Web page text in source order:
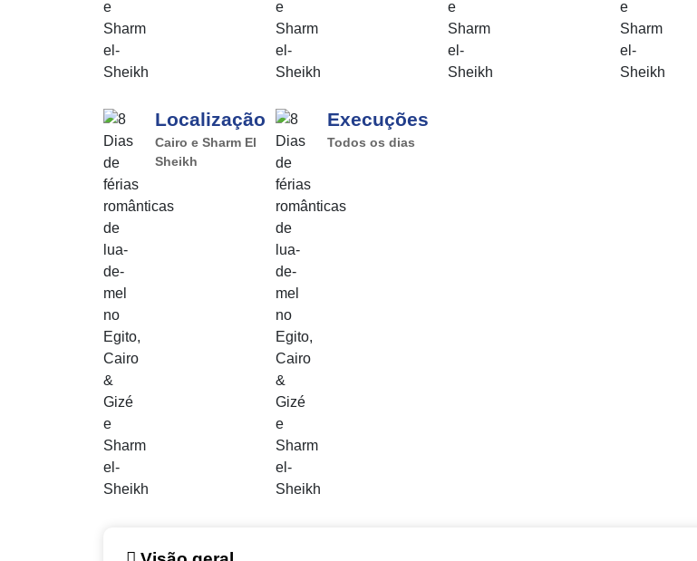
Localização
Cairo e Sharm El
Sheikh
Execuções
Todos os dias